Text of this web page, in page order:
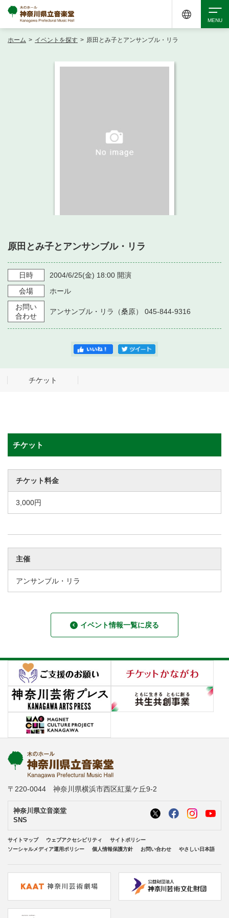
・ よくある質問
・ 施設を借りる
・ 空き状況
・ 抽選対象日
・ 利用料金
音楽堂について
・ 音楽堂のご案内
・ フロアマップ
・ 芸術参与
神奈川県立音楽堂
SNS
ホーム > イベントを探す > 原田とみ子とアンサンブル・リラ
原田とみ子とアンサンブル・リラ
日時 2004/6/25(金) 18:00 開演
会場
ホール
お問い
合わせ
アンサンブル・リラ（桑原） 045-844-9316
チケット
チケット
チケット料金
3,000円
主催
アンサンブル・リラ
イベント情報一覧に戻る
〒220-0044 神奈川県横浜市西区紅葉ケ丘9-2
神奈川県立音楽堂
SNS
サイトマップ ウェブアクセシビリティ
サイトポリシー
ソーシャルメディア運用ポリシー
個人情報保護方針 お問い合わせ やさしい日本語